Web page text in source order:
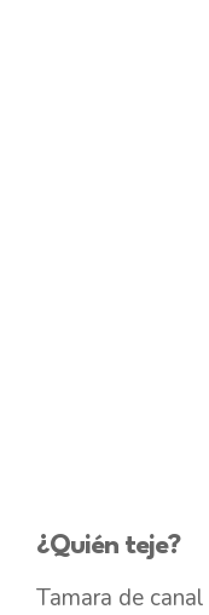
¿Quién teje?
Tamara de canal